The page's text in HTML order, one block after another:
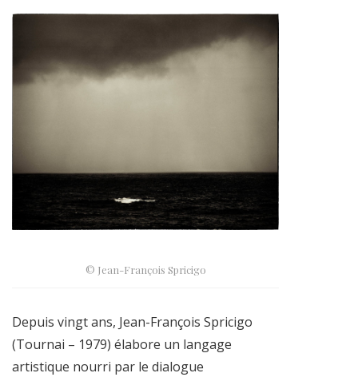
© Jean-François Spricigo
Depuis vingt ans, Jean-François Spricigo
(Tournai – 1979) élabore un langage
artistique nourri par le dialogue